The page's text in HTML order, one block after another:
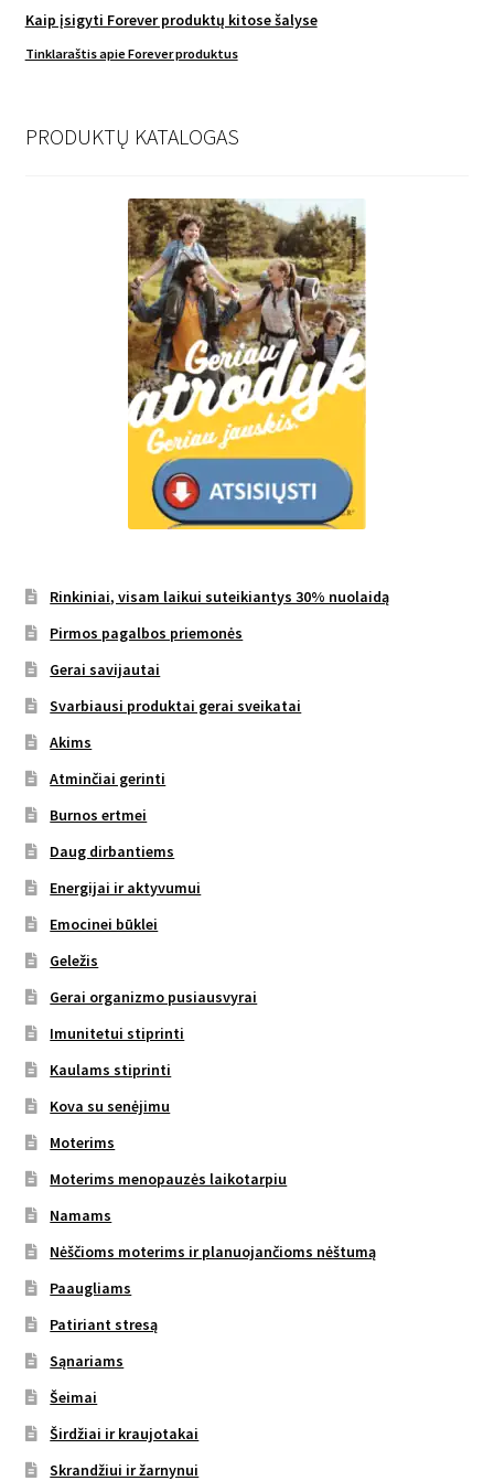
Kaip įsigyti Forever produktų kitose šalyse
Tinklaraštis apie Forever produktus
PRODUKTŲ KATALOGAS
Rinkiniai, visam laikui suteikiantys 30% nuolaidą
Pirmos pagalbos priemonės
Gerai savijautai
Svarbiausi produktai gerai sveikatai
Akims
Atminčiai gerinti
Burnos ertmei
Daug dirbantiems
Energijai ir aktyvumui
Emocinei būklei
Geležis
Gerai organizmo pusiausvyrai
Imunitetui stiprinti
Kaulams stiprinti
Kova su senėjimu
Moterims
Moterims menopauzės laikotarpiu
Namams
Nėščioms moterims ir planuojančioms nėštumą
Paaugliams
Patiriant stresą
Sąnariams
Šeimai
Širdžiai ir kraujotakai
Skrandžiui ir žarnynui